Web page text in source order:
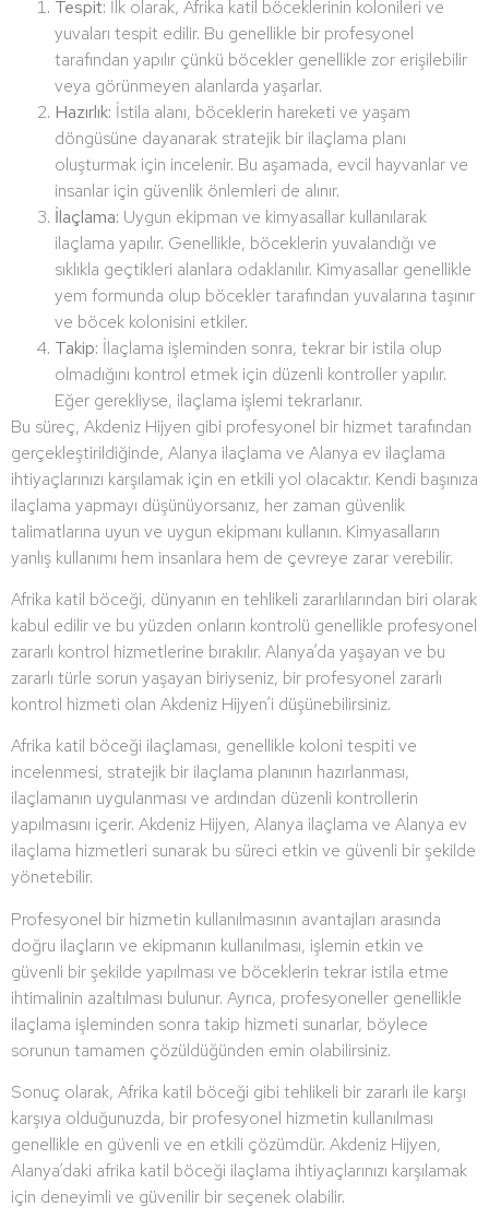
Tespit: İlk olarak, Afrika katil böceklerinin kolonileri ve
yuvaları tespit edilir. Bu genellikle bir profesyonel
tarafından yapılır çünkü böcekler genellikle zor erişilebilir
veya görünmeyen alanlarda yaşarlar.
Hazırlık: İstila alanı, böceklerin hareketi ve yaşam
döngüsüne dayanarak stratejik bir ilaçlama planı
oluşturmak için incelenir. Bu aşamada, evcil hayvanlar ve
insanlar için güvenlik önlemleri de alınır.
İlaçlama: Uygun ekipman ve kimyasallar kullanılarak
ilaçlama yapılır. Genellikle, böceklerin yuvalandığı ve
sıklıkla geçtikleri alanlara odaklanılır. Kimyasallar genellikle
yem formunda olup böcekler tarafından yuvalarına taşınır
ve böcek kolonisini etkiler.
Takip: İlaçlama işleminden sonra, tekrar bir istila olup
olmadığını kontrol etmek için düzenli kontroller yapılır.
Eğer gerekliyse, ilaçlama işlemi tekrarlanır.
Bu süreç, Akdeniz Hijyen gibi profesyonel bir hizmet tarafından
gerçekleştirildiğinde, Alanya ilaçlama ve Alanya ev ilaçlama
ihtiyaçlarınızı karşılamak için en etkili yol olacaktır. Kendi başınıza
ilaçlama yapmayı düşünüyorsanız, her zaman güvenlik
talimatlarına uyun ve uygun ekipmanı kullanın. Kimyasalların
yanlış kullanımı hem insanlara hem de çevreye zarar verebilir.
Afrika katil böceği, dünyanın en tehlikeli zararlılarından biri olarak
kabul edilir ve bu yüzden onların kontrolü genellikle profesyonel
zararlı kontrol hizmetlerine bırakılır. Alanya’da yaşayan ve bu
zararlı türle sorun yaşayan biriyseniz, bir profesyonel zararlı
kontrol hizmeti olan Akdeniz Hijyen’i düşünebilirsiniz.
Afrika katil böceği ilaçlaması, genellikle koloni tespiti ve
incelenmesi, stratejik bir ilaçlama planının hazırlanması,
ilaçlamanın uygulanması ve ardından düzenli kontrollerin
yapılmasını içerir. Akdeniz Hijyen, Alanya ilaçlama ve Alanya ev
ilaçlama hizmetleri sunarak bu süreci etkin ve güvenli bir şekilde
yönetebilir.
Profesyonel bir hizmetin kullanılmasının avantajları arasında
doğru ilaçların ve ekipmanın kullanılması, işlemin etkin ve
güvenli bir şekilde yapılması ve böceklerin tekrar istila etme
ihtimalinin azaltılması bulunur. Ayrıca, profesyoneller genellikle
ilaçlama işleminden sonra takip hizmeti sunarlar, böylece
sorunun tamamen çözüldüğünden emin olabilirsiniz.
Sonuç olarak, Afrika katil böceği gibi tehlikeli bir zararlı ile karşı
karşıya olduğunuzda, bir profesyonel hizmetin kullanılması
genellikle en güvenli ve en etkili çözümdür. Akdeniz Hijyen,
Alanya’daki afrika katil böceği ilaçlama ihtiyaçlarınızı karşılamak
için deneyimli ve güvenilir bir seçenek olabilir.